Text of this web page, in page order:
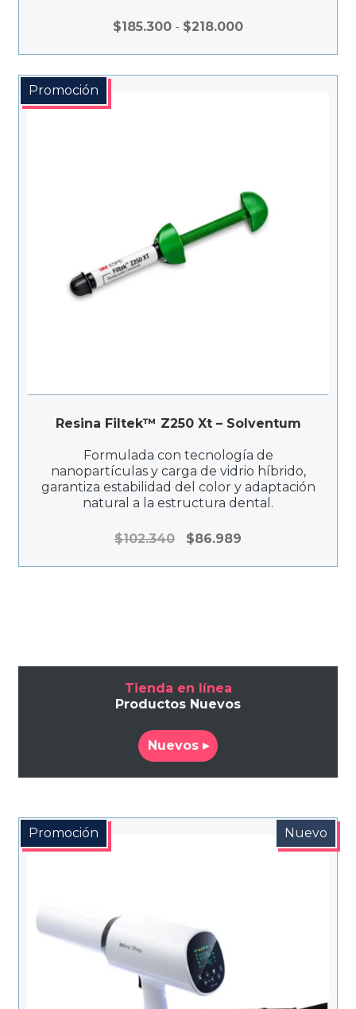
$185.300 - $218.000Rango
Promoción
Resina Filtek™ Z250 Xt – Solventum
Formulada con tecnología de
nanopartículas y carga de vidrio híbrido,
garantiza estabilidad del color y adaptación
natural a la estructura dental.
$102.340
El$86.989El
Tienda en línea
Productos Nuevos
Nuevos ▸
Nuevo
Promoción